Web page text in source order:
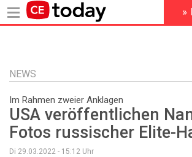
Inhalt
HEADER
MENU
»
NEWS
Im Rahmen zweier Anklagen
USA veröffentlichen
Fotos russischer Elite-
Di 29.03.2022 - 15:12 Uhr